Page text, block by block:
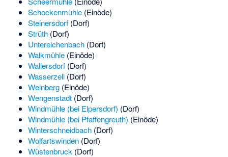
Schockenmühle(Einöde)
Steinersdorf(Dorf)
Strüth(Dorf)
Untereichenbach(Dorf)
Walkmühle(Einöde)
Wallersdorf(Dorf)
Wasserzell(Dorf)
Weinberg(Einöde)
Wengenstadt(Dorf)
Windmühle (bei Elpersdorf) (Dorf)
Windmühle (bei Pfaffengreuth) (Einöde)
Winterschneidbach(Dorf)
Wolfartswinden(Dorf)
Wüstenbruck (Dorf)